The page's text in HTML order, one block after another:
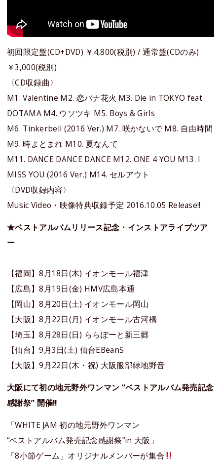
初回限定盤(CD+DVD) ￥4,800(税別) / 通常盤(CDのみ)
￥3,000(税別)
〈CD収録曲〉
M1. Valentine M2. 恋バナ花⽕ M3. Die in TOKYO feat.
DOTAMA M4. ウソツキ M5. Boys & Girls
M6. Tinkerbell (2016 Ver.) M7. 咲かないで M8. ⾃由時間
M9. 時よとまれ M10. 夏なんて
M11. DANCE DANCE DANCE M12. ONE 4 YOU M13. I
MISS YOU (2016 Ver.) M14. セルアウト
〈DVD収録内容〉
Music Video・映像特典収録予定 2016.10.05 Release!!
★ベストアルバムリリース記念・インストアライブツア
ー
【福岡】8⽉18⽇(⽊) イオンモール福津
【広島】8⽉19⽇(⾦) HMV広島本通
【岡⼭】8⽉20⽇(⼟) イオンモール岡⼭
【⼤阪】8⽉22⽇(⽉) イオンモール古河橋
【埼⽟】8⽉28⽇(⽇) ららぽーと新三郷
【仙台】9⽉3⽇(⼟) 仙台EBeanS
【⼤阪】9⽉22⽇(⽊・祝) ⼤阪服部緑地野⾳
大阪にて初の地元野外ワンマン “ベストアルバム発売記念
感謝祭” 開催!!
「WHITE JAM 初の地元野外ワンマン
“ベストアルバム発売記念感謝祭”in 大阪」
「8小節ゲーム」オリジナルメンバーが集合